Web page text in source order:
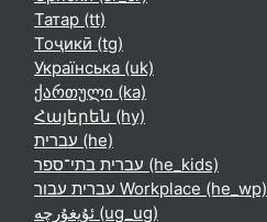
Татар ‎(tt)‎
Тоҷикӣ ‎(tg)‎
Українська ‎(uk)‎
ქართული ‎(ka)‎
Հայերեն ‎(hy)‎
עברית ‎(he)‎
עברית בתי־ספר ‎(he_kids)‎
עברית עבור Workplace ‎(he_wp)‎
ئۇيغۇرچە ‎(ug_ug)‎